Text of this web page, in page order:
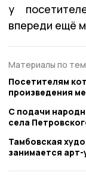
у
впереди ещё
Материалы по
Посетителям
произведения
С подачи
села
Тамбовская
занимается